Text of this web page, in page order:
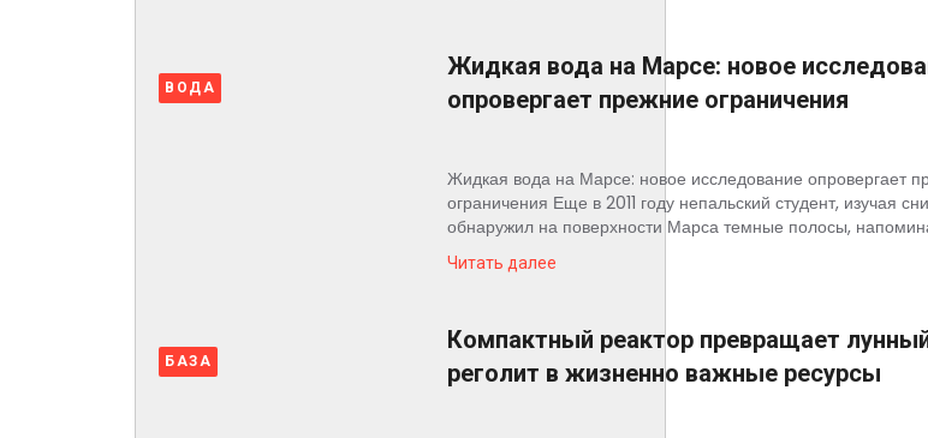
ВОДА
Жидкая вода на Марсе: новое
опровергает прежние ограничения
Жидкая вода на Марсе: новое исследование опровергает
ограничения Еще в 2011 году непальский студент, изучая
обнаружил на поверхности Марса темные полосы,
Читать далее
БАЗА
Компактный реактор превращает
реголит в жизненно важные ресурсы